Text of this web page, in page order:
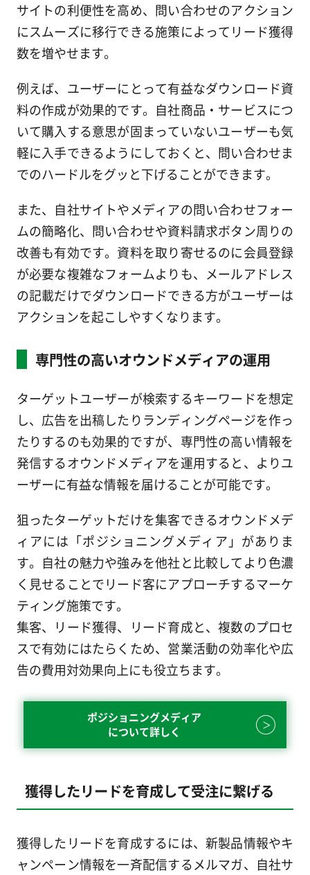
サイトの利便性を高め、問い合わせのアクション
にスムーズに移行できる施策によってリード獲得
数を増やせます。
例えば、ユーザーにとって有益なダウンロード資
料の作成が効果的です。自社商品・サービスにつ
いて購入する意思が固まっていないユーザーも気
軽に入手できるようにしておくと、問い合わせま
でのハードルをグッと下げることができます。
また、自社サイトやメディアの問い合わせフォー
ムの簡略化、問い合わせや資料請求ボタン周りの
改善も有効です。資料を取り寄せるのに会員登録
が必要な複雑なフォームよりも、メールアドレス
の記載だけでダウンロードできる方がユーザーは
アクションを起こしやすくなります。
専門性の高いオウンドメディアの運用
ターゲットユーザーが検索するキーワードを想定
し、広告を出稿したりランディングページを作っ
たりするのも効果的ですが、専門性の高い情報を
発信するオウンドメディアを運用すると、よりユ
ーザーに有益な情報を届けることが可能です。
狙ったターゲットだけを集客できるオウンドメデ
ィアには「ポジショニングメディア」がありま
す。自社の魅力や強みを他社と比較してより色濃
く見せることでリード客にアプローチするマーケ
ティング施策です。
集客、リード獲得、リード育成と、複数のプロセ
スで有効にはたらくため、営業活動の効率化や広
告の費用対効果向上にも役立ちます。
ポジショニングメディア
について詳しく
獲得したリードを育成して受注に繋げる
獲得したリードを育成するには、新製品情報やキ
ャンペーン情報を一斉配信するメルマガ、自社サ